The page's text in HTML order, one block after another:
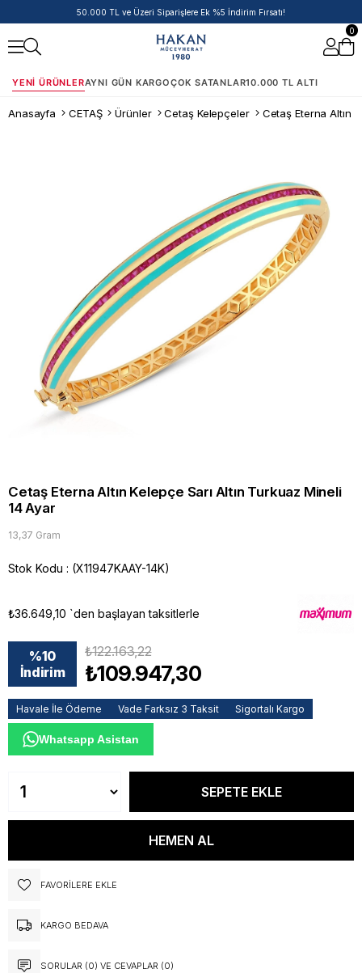
14 Ayar Ürünlerde Havale/EFT İndirimi
0
YENI ÜRÜNLERAYNI GÜN KARGOÇOK SATANLAR10.000 TL ALTI
Anasayfa CETAŞ Ürünler Cetaş Kelepçeler
Cetaş Eterna Altın Kelepçe Sarı Altın Turkuaz Mineli
14 Ayar
13,37 Gram
Stok Kodu (X11947KAAY-14K)
₺36.649,10 `den başlayan taksitlerle
%10
İndirim
₺122.163,22
₺109.947,30
Havale İle Ödeme Vade Farksız 3 Taksit Sigortalı Kargo
Whatsapp Asistan
FAVORILERE EKLE
KARGO BEDAVA
SORULAR (0) VE CEVAPLAR (0)